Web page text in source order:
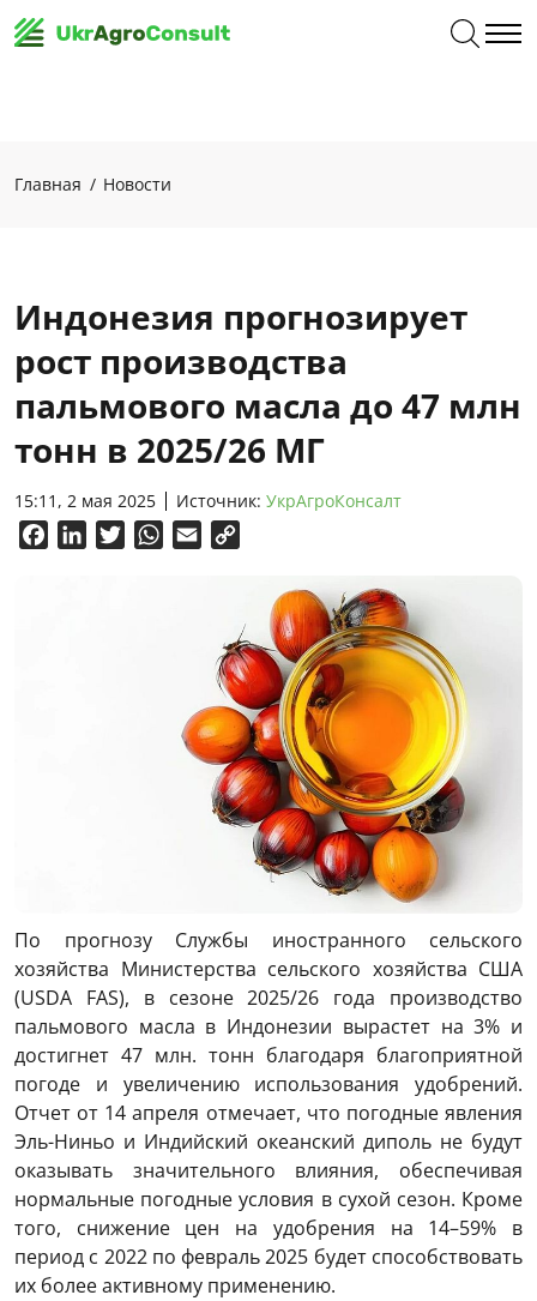
Главная Новости
Индонезия прогнозирует
рост производства
пальмового масла до 47 млн
​​тонн в 2025/26 МГ
15:11, 2 мая 2025 Источник: УкрАгроКонсалт
FacebookLinkedInTwitterWhatsApp
Email
По прогнозу Службы иностранного сельского
хозяйства Министерства сельского хозяйства США
(USDA FAS), в сезоне 2025/26 года производство
пальмового масла в Индонезии вырастет на 3% и
достигнет 47 млн. тонн благодаря благоприятной
погоде и увеличению использования удобрений.
Отчет от 14 апреля отмечает, что погодные явления
Эль-Ниньо и Индийский океанский диполь не будут
оказывать значительного влияния, обеспечивая
нормальные погодные условия в сухой сезон. Кроме
того, снижение цен на удобрения на 14–59% в
период с 2022 по февраль 2025 будет способствовать
их более активному применению.